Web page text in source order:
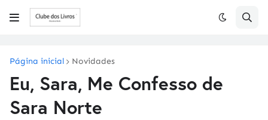
Página inicial Novidades
Eu, Sara, Me Confesso de
Sara Norte